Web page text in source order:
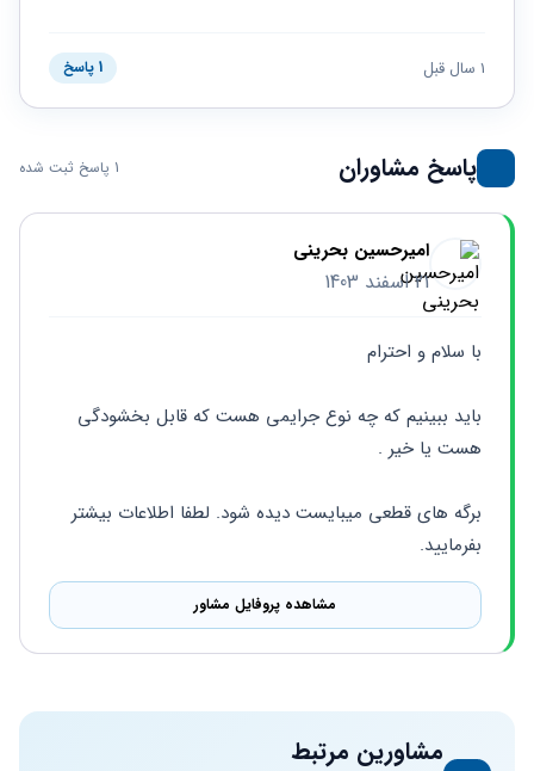
حقوقی
خانواده
حقوقی
کسب
بهینه
سایت
1 سال قبل 1 پاسخ
پاسخ مشاوران 1 پاسخ ثبت شده
امیرحسین بحرینی
21 اسفند 1403
با سلام و احترام
هست یا خیر .
بفرمایید.
مشاهده پروفایل مشاور
مشاورین مرتبط